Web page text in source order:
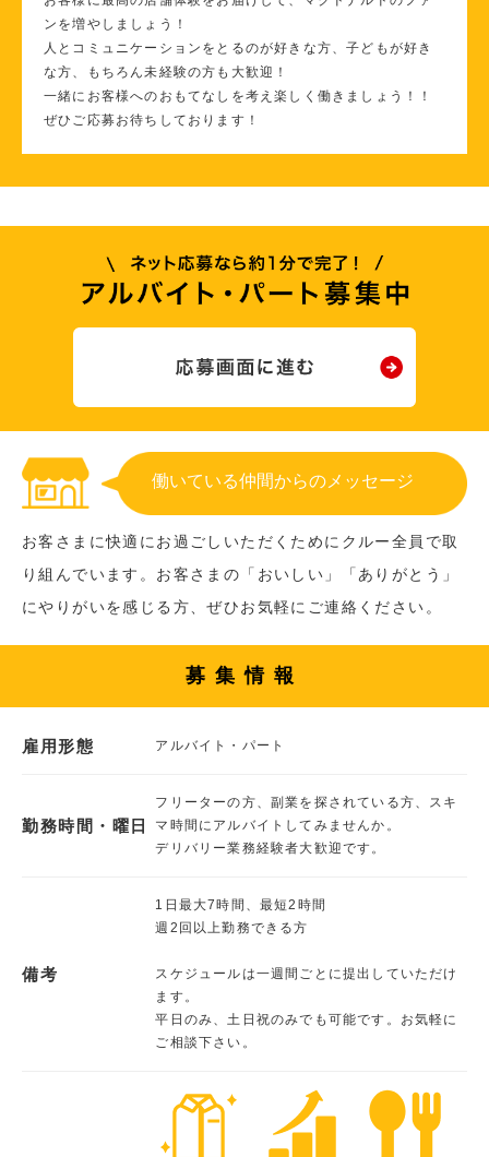
ンを増やしましょう！
人とコミュニケーションをとるのが好きな方、子どもが好き
な方、もちろん未経験の方も大歓迎！
一緒にお客様へのおもてなしを考え楽しく働きましょう！！
ぜひご応募お待ちしております！
働いている仲間からのメッセージ
お客さまに快適にお過ごしいただくためにクルー全員で取
り組んでいます。お客さまの「おいしい」「ありがとう」
にやりがいを感じる方、ぜひお気軽にご連絡ください。
募集情報
雇用形態 アルバイト・パート
勤務時間・曜日
フリーターの方、副業を探されている方、スキ
マ時間にアルバイトしてみませんか。
デリバリー業務経験者大歓迎です。
備考
1日最大7時間、最短2時間
週2回以上勤務できる方
スケジュールは一週間ごとに提出していただけ
ます。
平日のみ、土日祝のみでも可能です。お気軽に
ご相談下さい。